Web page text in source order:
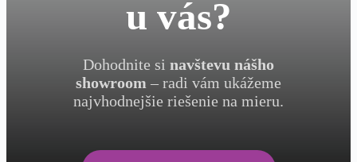
u vás?
Dohodnite si navštevu nášho
showroom – radi vám ukážeme
najvhodnejšie riešenie na mieru.